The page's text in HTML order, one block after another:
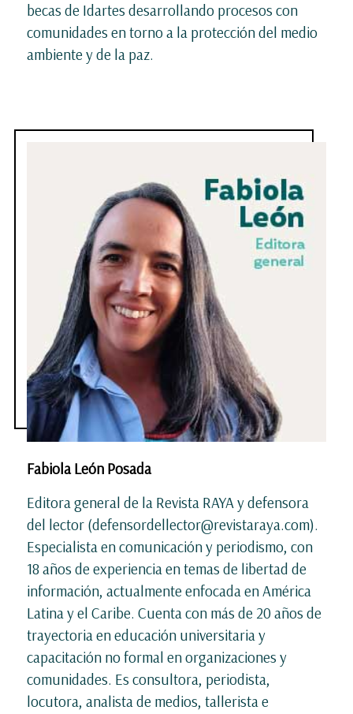
becas de Idartes desarrollando procesos con
comunidades en torno a la protección del medio
ambiente y de la paz.
Fabiola León Posada
Editora general de la Revista RAYA y defensora
del lector (defensordellector@revistaraya.com).
Especialista en comunicación y periodismo, con
18 años de experiencia en temas de libertad de
información, actualmente enfocada en América
Latina y el Caribe. Cuenta con más de 20 años de
trayectoria en educación universitaria y
capacitación no formal en organizaciones y
comunidades. Es consultora, periodista,
locutora, analista de medios, tallerista e